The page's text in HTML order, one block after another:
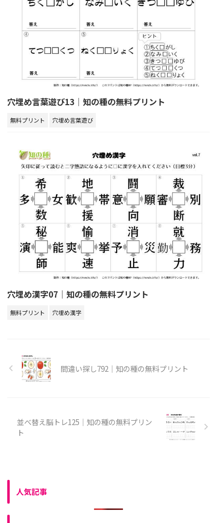
穴埋め言葉遊び13｜知の種の無料プリント
無料プリント 穴埋め言葉遊び
穴埋め漢字07｜知の種の無料プリント
無料プリント 穴埋め漢字
間違い探し792｜知の種の無料プリント
並べ替え脳トレ125｜知の種の無料プリン
ト
人気記事